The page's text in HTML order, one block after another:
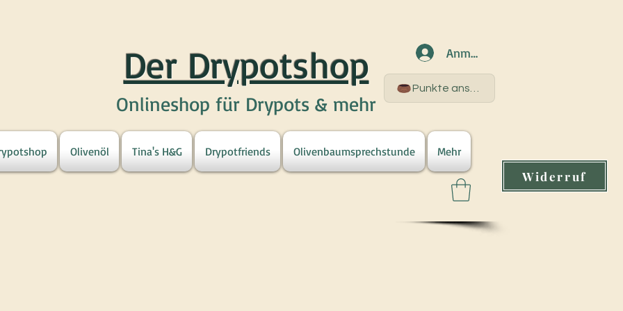
Der Drypotshop
Onlineshop für Drypots & mehr
Olivenöl Tina's H&G Drypotfriends Olivenbaumsprechstunde Mehr
Anmelden
Widerruf